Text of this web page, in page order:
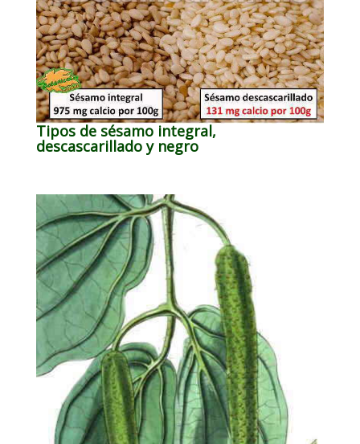
Tipos de sésamo integral,
descascarillado y negro